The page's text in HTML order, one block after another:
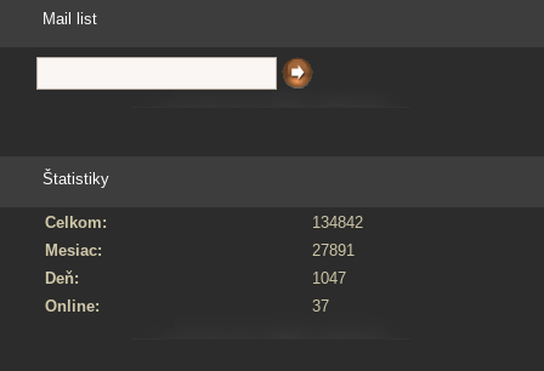
Mail list
Štatistiky
Online: 37
Celkom:
134842
Mesiac:
27891
Deň:
1047